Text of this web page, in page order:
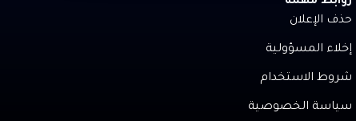
حذف الإعلان
إخلاء المسؤولية
شروط الاستخدام
سياسة الخصوصية